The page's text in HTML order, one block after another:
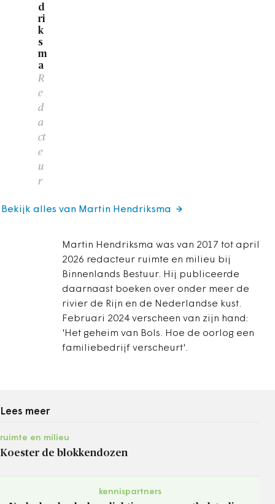
d
ri
k
s
m
a
R
e
d
a
ct
e
u
r
Martin Hendriksma was van 2017 tot april
2026 redacteur ruimte en milieu bij
Binnenlands Bestuur. Hij publiceerde
daarnaast boeken over onder meer de
rivier de Rijn en de Nederlandse kust.
Februari 2024 verscheen van zijn hand:
'Het geheim van Bols. Hoe de oorlog een
familiebedrijf verscheurt'.
Bekijk alles van Martin Hendriksma
Lees meer
ruimte en milieu
Koester de blokkendozen
kennispartners